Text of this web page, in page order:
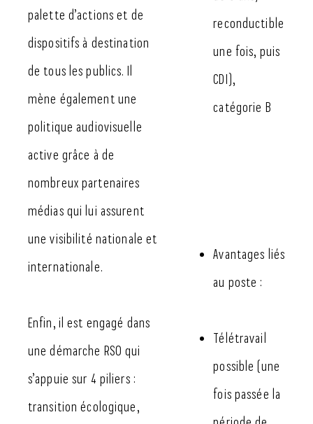
palette d’actions et de
dispositifs à destination
de tous les publics. Il
mène également une
politique audiovisuelle
active grâce à de
nombreux partenaires
médias qui lui assurent
une visibilité nationale et
internationale.
Enfin, il est engagé dans
une démarche RSO qui
s’appuie sur 4 piliers :
transition écologique,
reconductible
une fois, puis
CDI),
catégorie B
Avantages liés
au poste :
Télétravail
possible (une
fois passée la